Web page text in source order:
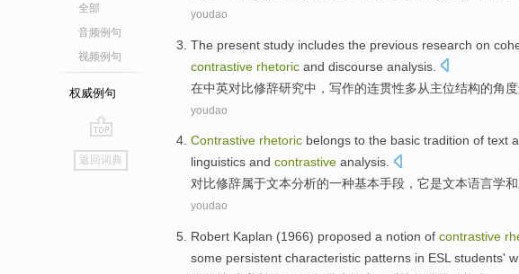
全部
音频例句
视频例句
权威例句
go
top
返回词典
youdao
The present study includes the previous research on
contrastive rhetoric and discourse analysis
在中英对比修辞研究中 ，写作的连贯性多从主位结构的角
youdao
Contrastive rhetoric belongs to the basic tradition of text
linguistics and contrastive analysis.
对比修辞属于文本分析的一种基本手段 ， 它是文本语言学和
youdao
Robert Kaplan (1966) proposed a notion of contrastive
some persistent characteristic patterns in ESL students'